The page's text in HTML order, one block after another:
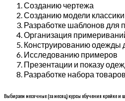
Созданию чертежа
Созданию модели классики
Разработке шаблонов для
Организация
Конструированию одежды
Исследованию примеров
Презентации и показу
Разработке набора товаров
Выбираем месячные (за месяц) курсы обучения кройке и